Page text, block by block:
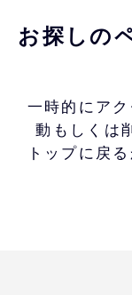
お探しの
一時的にア
動もしくは
トップに戻